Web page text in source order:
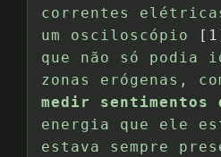
correntes
um osciloscópio
que não só podia
zonas erógenas,
medir sentimentos
energia que ele
estava sempre